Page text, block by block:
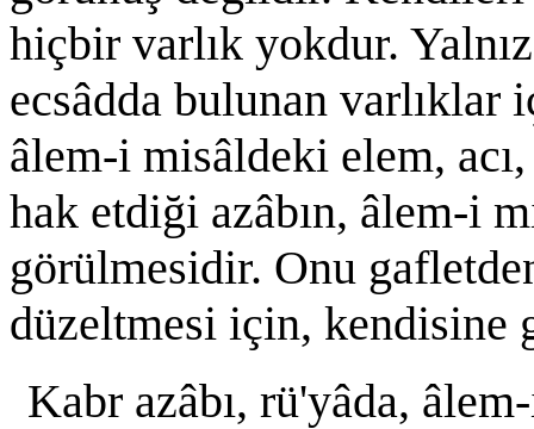
hiçbir varlık yokdur.
ecsâdda bulunan
âlem-i misâldeki elem,
hak etdiği azâbın, âlem-i
görülmesidir. Onu
düzeltmesi için, kendisine
Kabr azâbı, rü'yâda,